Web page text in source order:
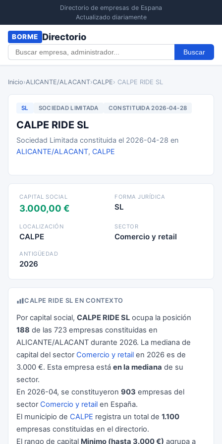
Directorio de empresas de Espana
Actualizado diariamente
BORME Directorio
Buscar
Inicio›ALICANTE/ALACANT›CALPE› CALPE RIDE SL
SL SOCIEDAD LIMITADA CONSTITUIDA 2026-04-28
CALPE RIDE SL
Sociedad Limitada constituida el 2026-04-28 en
ALICANTE/ALACANT, CALPE
CAPITAL SOCIAL
3.000,00 €
FORMA JURÍDICA
SL
LOCALIZACIÓN
CALPE
SECTOR
Comercio y retail
ANTIGÜEDAD
2026
CALPE RIDE SL EN CONTEXTO
Por capital social, CALPE RIDE SL ocupa la posición
188 de las 723 empresas constituidas en
ALICANTE/ALACANT durante 2026. La mediana de
capital del sector Comercio y retail en 2026 es de
3.000 €. Esta empresa está en la mediana de su
sector.
En 2026-04, se constituyeron 903 empresas del
sector Comercio y retail en España.
El municipio de CALPE registra un total de 1.100
empresas constituidas en el directorio.
El rango de capital Minimo (hasta 3.000 €) agrupa a